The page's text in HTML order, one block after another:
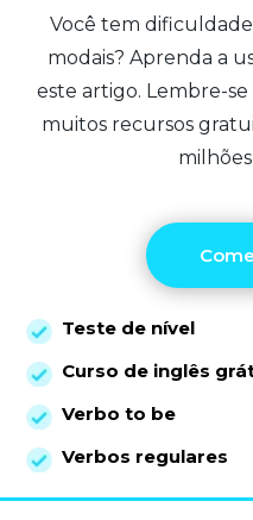
Você tem
modais? Aprenda a
este artigo. Lembre-
muitos recursos
Teste de nível
Curso de inglês
Verbo to be
Verbos regulares